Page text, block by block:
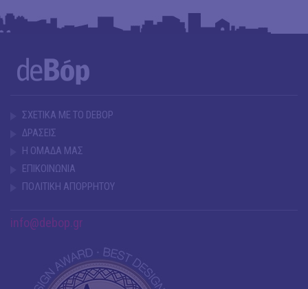
ΣΧΕΤΙΚΑ ΜΕ ΤΟ DEBOP
ΔΡΑΣΕΙΣ
Η ΟΜΑΔΑ ΜΑΣ
ΕΠΙΚΟΙΝΩΝΙΑ
ΠΟΛΙΤΙΚΗ ΑΠΟΡΡΗΤΟΥ
info@debop.gr